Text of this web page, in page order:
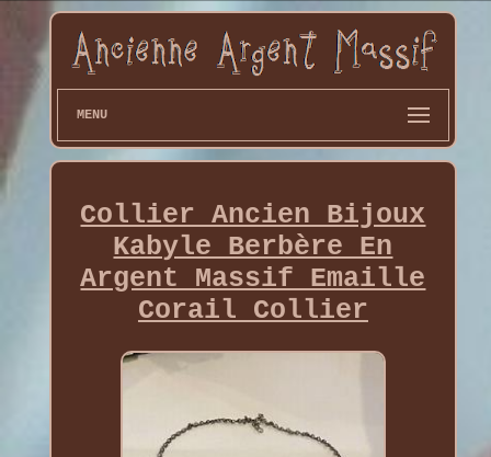
MENU
Collier Ancien Bijoux
Kabyle Berbère En
Argent Massif Emaille
Corail Collier